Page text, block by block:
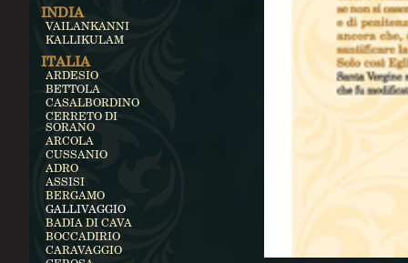
INDIA
VAILANKANNI
KALLIKULAM
ITALIA
ARDESIO
BETTOLA
CASALBORDINO
CERRETO DI
SORANO
ARCOLA
CUSSANIO
ADRO
ASSISI
BERGAMO
GALLIVAGGIO
BADIA DI CAVA
BOCCADIRIO
CARAVAGGIO